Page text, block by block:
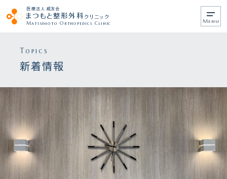
Topics
新着情報
医療法人 成友会
まつもと整形外科 クリニック
Matsumoto Orthopedics Clinic ニ